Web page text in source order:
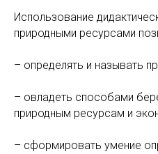
Использование
природными ресурсами
– определять и называть
– овладеть способами
природным ресурсам и
– сформировать умение